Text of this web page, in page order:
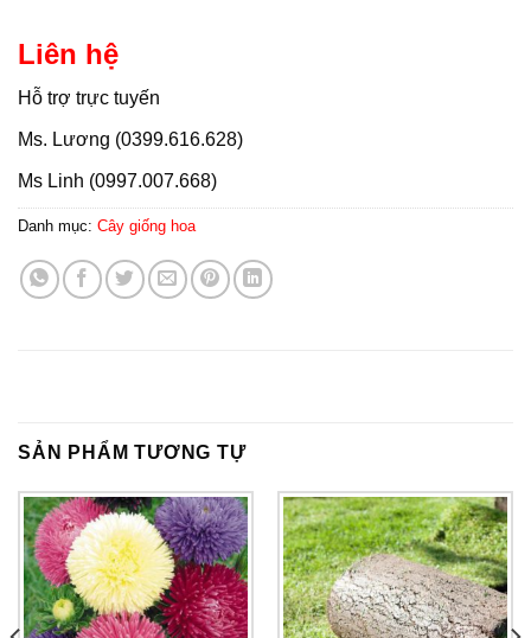
Liên hệ
Hỗ trợ trực tuyến
Ms. Lương (0399.616.628)
Ms Linh (0997.007.668)
Danh mục: Cây giống hoa
SẢN PHẨM TƯƠNG TỰ